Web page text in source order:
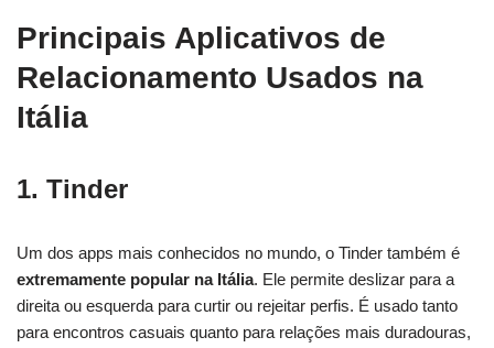
Principais Aplicativos de
Relacionamento Usados na
Itália
1. Tinder
Um dos apps mais conhecidos no mundo, o Tinder também é
extremamente popular na Itália. Ele permite deslizar para a
direita ou esquerda para curtir ou rejeitar perfis. É usado tanto
para encontros casuais quanto para relações mais duradouras,